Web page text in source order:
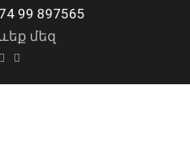
99 897565
մեզ